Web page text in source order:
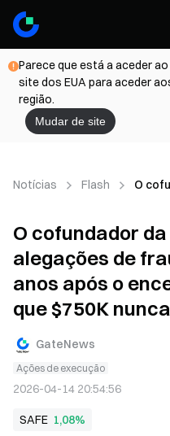
Parece que está a aceder
site dos EUA para aceder
região.
Mudar de site
Notícias Flash O
O cofundador
alegações de
anos após o
que $750K
GateNews
Ações de execução
2026-04-14 20:54:56
SAFE 1,08%